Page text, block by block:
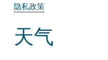
隐私政策
天气